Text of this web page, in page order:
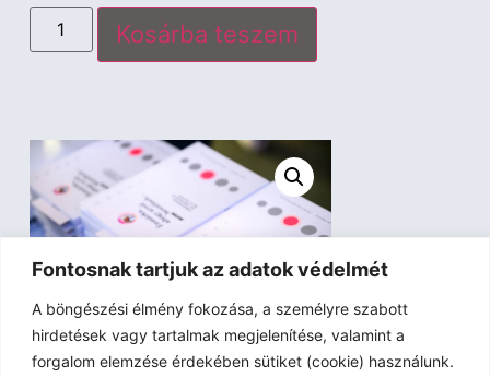
Fontosnak tartjuk az adatok védelmét
A böngészési élmény fokozása, a személyre szabott
hirdetések vagy tartalmak megjelenítése, valamint a
forgalom elemzése érdekében sütiket (cookie) használunk.
Kosárba teszem